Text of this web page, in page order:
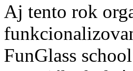
Aj tento rok
FunGlass